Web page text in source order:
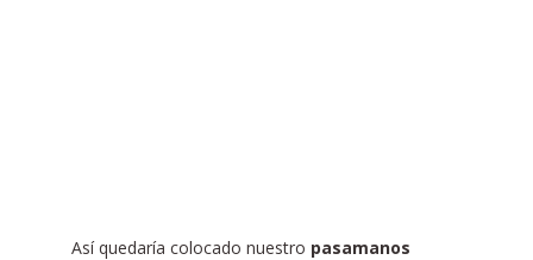
Así quedaría colocado nuestro pasamanos